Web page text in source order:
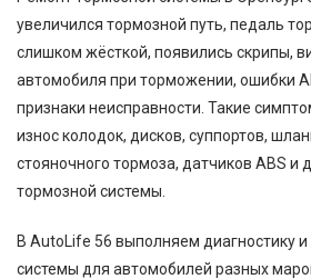
увеличился тормозной путь, педаль
слишком жёсткой, появились скрипы,
автомобиля при торможении, ошибки
признаки неисправности. Такие
износ колодок, дисков, суппортов,
стояночного тормоза, датчиков ABS и
тормозной системы.
В AutoLife 56 выполняем диагностику
системы для автомобилей разных